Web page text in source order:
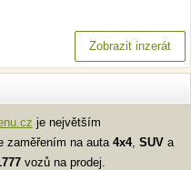
Zobrazit inzerát
je největším
zaměřením na auta 4x4, SUV a
vozů na prodej.